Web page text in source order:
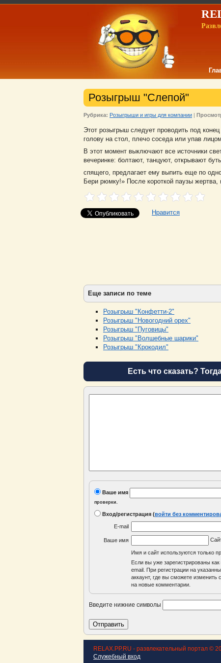
Розыгрыш "Слепой"
Рубрика: Розыгрыши и игры для компании |
Этот розыгрыш следует проводить под
голову на стол, плечо соседа или упав
В этот момент выключают все источники
вечеринке: болтают, танцуют, открывают
спящего, предлагает ему выпить еще по
Бери рюмку!» После короткой паузы
Нравится
Еще записи по теме
Розыгрыш "Конфетти-2"
Розыгрыш "Новогодний орех"
Розыгрыш "Пуговицы"
Розыгрыш "Волшебные шарики"
Розыгрыш "Крокодил"
Есть что сказать?
Ваше имя
проверки.
Вход/регистрация (войти без
E-mail
Ваше имя
Имя и сайт используются только
Если вы уже зарегистрированы
email. При регистрации на
аккаунт, где вы сможете изменить
на новые комментарии.
Введите нижние символы
RELAX.PP.RU - развлекательный портал ©
Служебный вход